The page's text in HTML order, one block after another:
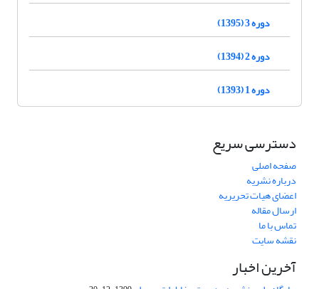
دوره 3 (1395)
دوره 2 (1394)
دوره 1 (1393)
دسترسی سریع
صفحه اصلی
درباره نشریه
اعضای هیات تحریریه
ارسال مقاله
تماس با ما
نقشه سایت
آخرین اخبار